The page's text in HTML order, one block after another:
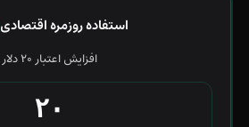
استفاده روزمره اقتصادی
افزایش اعتبار ۲۰ دلار
۲۰